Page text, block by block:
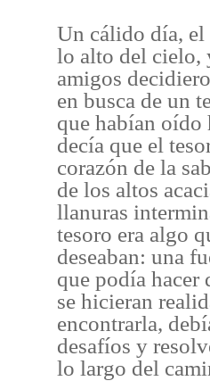
Un cálido día,
lo alto del cielo,
amigos
en busca de un
que habían oído
decía que el
corazón de la
de los altos
llanuras
tesoro era algo
deseaban: una
que podía hacer
se hicieran
encontrarla,
desafíos y
lo largo del